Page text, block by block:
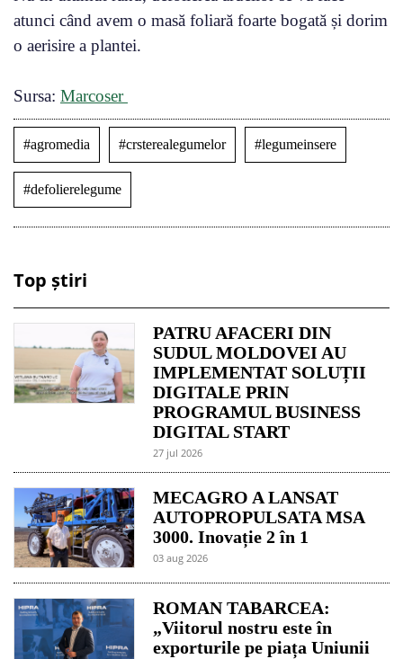
atunci când avem o masă foliară foarte bogată și dorim
o aerisire a plantei.
Sursa: Marcoser
#agromedia #crsterealegumelor #legumeinsere
#defolierelegume
Top știri
PATRU AFACERI DIN
SUDUL MOLDOVEI AU
IMPLEMENTAT SOLUȚII
DIGITALE PRIN
PROGRAMUL BUSINESS
DIGITAL START
27 jul 2026
MECAGRO A LANSAT
AUTOPROPULSATA MSA
3000. Inovație 2 în 1
03 aug 2026
ROMAN TABARCEA:
„Viitorul nostru este în
exporturile pe piața Uniunii